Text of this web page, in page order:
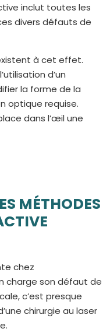
inclut toutes les
divers défauts de
à cet effet.
d’un
la forme de la
optique requise.
dans l’œil une
MÉTHODES
chez
charge son défaut de
c’est presque
chirurgie au laser